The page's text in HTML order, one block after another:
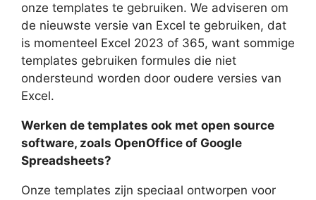
onze templates te gebruiken. We adviseren om
de nieuwste versie van Excel te gebruiken, dat
is momenteel Excel 2023 of 365, want sommige
templates gebruiken formules die niet
ondersteund worden door oudere versies van
Excel.
Werken de templates ook met open source
software, zoals OpenOffice of Google
Spreadsheets?
Onze templates zijn speciaal ontworpen voor